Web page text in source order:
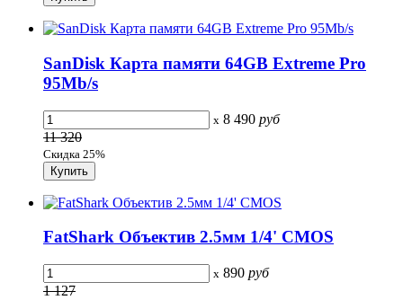
SanDisk Карта памяти 64GB Extreme Pro
95Mb/s
x 8 490 руб
11 320
Скидка 25%
FatShark Объектив 2.5мм 1/4' CMOS
x 890 руб
1 127